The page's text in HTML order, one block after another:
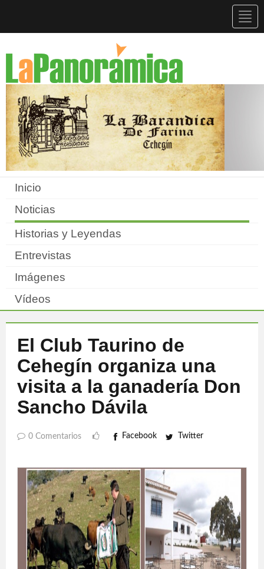
Inicio
Noticias
Historias y Leyendas
Entrevistas
Imágenes
Vídeos
El Club Taurino de
Cehegín organiza una
visita a la ganadería Don
Sancho Dávila
0 Comentarios Facebook Twitter